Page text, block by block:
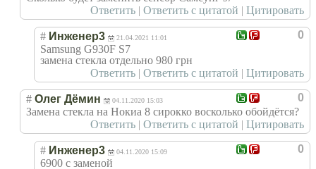
Ответить | Ответить с цитатой | Цитировать
0
# Инженер3 21.04.2021 11:01
Samsung G930F S7
замена стекла отдельно 980 грн
Ответить | Ответить с цитатой | Цитировать
0
# Олег Дёмин 04.11.2020 15:03
Замена стекла на Нокиа 8 сирокко восколько обойдётся?
Ответить | Ответить с цитатой | Цитировать
0
# Инженер3 04.11.2020 15:09
6900 c заменой